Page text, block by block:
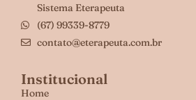
Sistema Eterapeuta
(67) 99339-8779
contato@eterapeuta.com.br
Institucional
Home